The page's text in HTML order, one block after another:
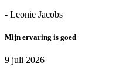
- Leonie Jacobs
Mijn ervaring is goed
9 juli 2026